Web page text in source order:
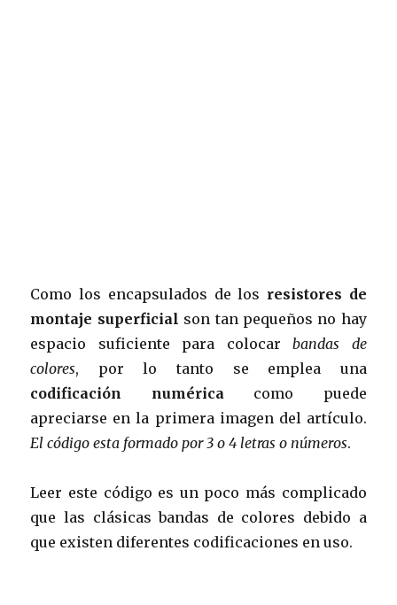
Como los encapsulados de los resistores de
montaje superficial son tan pequeños no hay
espacio suficiente para colocarbandas de
colores, por lo tanto se emplea una
codificación numéricacomo puede
apreciarse en la primera imagen del artículo.
El código esta formado por 3 o 4 letras o números.
Leer este código es un poco más complicado
que las clásicas bandas de colores debido a
que existen diferentes codificaciones en uso.